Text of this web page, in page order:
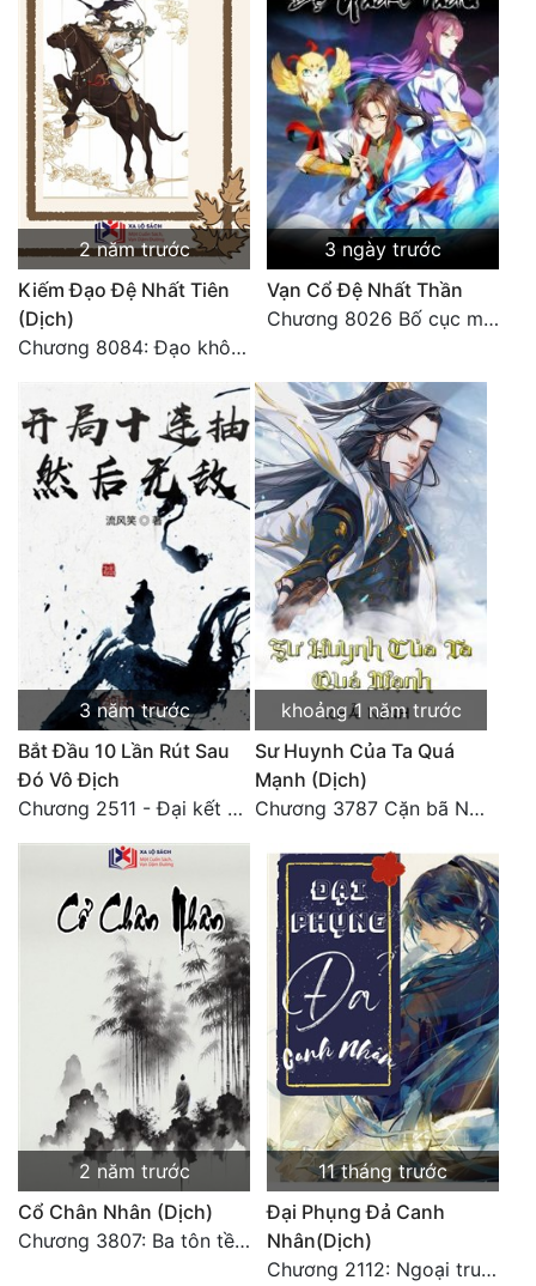
Tu Chân
Tu Tiên
Tội Phạm
Vô Địch
Võ Hiệp
Võng Du
Xuyên Không
Xuyên Nhanh
Xuyên Sách
Xuyên Thư
Điền Văn
Đô Thị
Đông Phương
Đông Phương Huyền Huyễn
Đồng Nhân
Cẩu Đạo Trường Sinh
Truyện Nữ
Xây Dựng Thế Lực
Đam Mỹ
Đẹp Hiệp
Tính Cách Nhân Vật :
2 năm trước
Kiếm Đạo Đệ Nhất Tiên
(Dịch)
Chương 8084: Đạo không bờ bến (Đại kết cục) (10)
3 ngày trước
Vạn Cổ Đệ Nhất Thần
Chương 8026 Bố cục mới
3 năm trước
Bắt Đầu 10 Lần Rút Sau
Đó Vô Địch
Chương 2511 - Đại kết cục, Phiên ngoại thiên: Chư thiên quy nhất giới, vĩnh hằng thế giới. Hết!
khoảng 1 năm trước
Sư Huynh Của Ta Quá
Mạnh (Dịch)
Chương 3787 Cặn bã Nam Thiên Đạo
2 năm trước
Cổ Chân Nhân (Dịch)
Chương 3807: Ba tôn tề công Thiên Đình (2)
11 tháng trước
Đại Phụng Đả Canh
Nhân(Dịch)
Chương 2112: Ngoại truyện 3 - Tiệc mừng công